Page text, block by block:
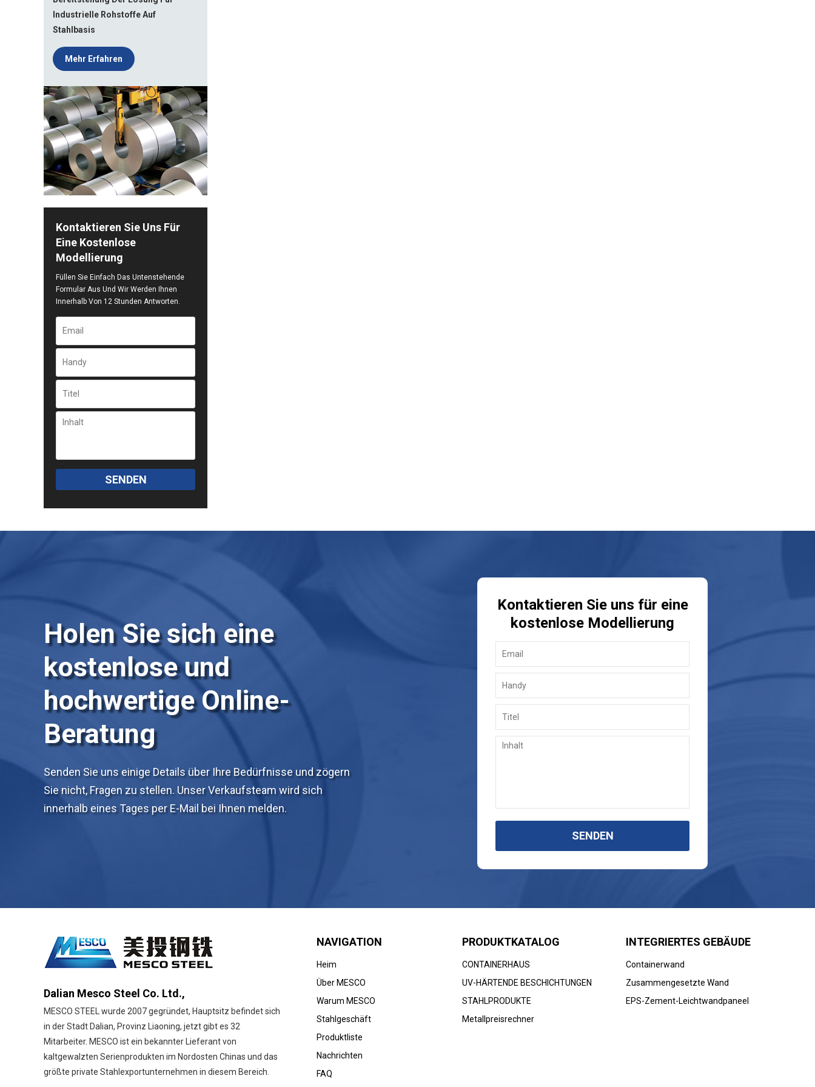
Industrielle Rohstoffe Auf
Stahlbasis
Mehr Erfahren
Kontaktieren Sie Uns Für
Eine Kostenlose
Modellierung
Füllen Sie Einfach Das Untenstehende
Formular Aus Und Wir Werden Ihnen
Innerhalb Von 12 Stunden Antworten.
SENDEN
Holen Sie sich eine
kostenlose und
hochwertige Online-
Beratung
Senden Sie uns einige Details über Ihre Bedürfnisse und zögern
Sie nicht, Fragen zu stellen. Unser Verkaufsteam wird sich
innerhalb eines Tages per E-Mail bei Ihnen melden.
Kontaktieren Sie uns für eine
kostenlose Modellierung
SENDEN
Dalian Mesco Steel Co. Ltd.,
MESCO STEEL wurde 2007 gegründet, Hauptsitz befindet sich
in der Stadt Dalian, Provinz Liaoning, jetzt gibt es 32
Mitarbeiter. MESCO ist ein bekannter Lieferant von
kaltgewalzten Serienprodukten im Nordosten Chinas und das
größte private Stahlexportunternehmen in diesem Bereich.
NAVIGATION
Heim
Über MESCO
Warum MESCO
Stahlgeschäft
Produktliste
Nachrichten
FAQ
PRODUKTKATALOG
CONTAINERHAUS
UV-HÄRTENDE BESCHICHTUNGEN
STAHLPRODUKTE
Metallpreisrechner
INTEGRIERTES GEBÄUDE
Containerwand
Zusammengesetzte Wand
EPS-Zement-Leichtwandpaneel